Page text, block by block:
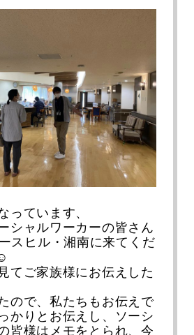
っています、
シャルワーカーの皆さん
スヒル・湘南に来てくだ
てご家族様にお伝えした
ので、私たちもお伝えで
かりとお伝えし、ソーシ
皆様はメモをとられ、今